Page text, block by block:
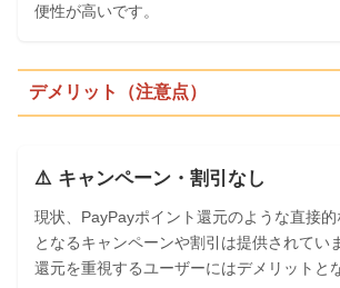
便性が高いです。
デメリット（注意点）
⚠️ キャンペーン・割引なし
現状、PayPayポイント還元のような直接的
となるキャンペーンや割引は提供されてい
還元を重視するユーザーにはデメリットと